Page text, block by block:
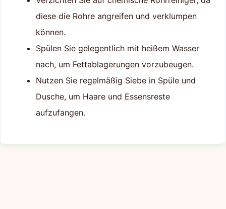
diese die Rohre angreifen und verklumpen
können.
Spülen Sie gelegentlich mit heißem Wasser
nach, um Fettablagerungen vorzubeugen.
Nutzen Sie regelmäßig Siebe in Spüle und
Dusche, um Haare und Essensreste
aufzufangen.